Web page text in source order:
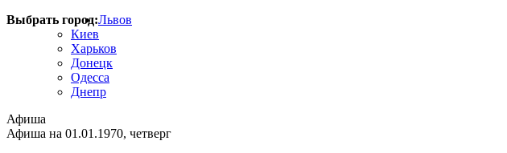
Выбрать город:Львов
Киев
Харьков
Донецк
Одесса
Днепр
Афиша
Афиша на 01.01.1970, четверг